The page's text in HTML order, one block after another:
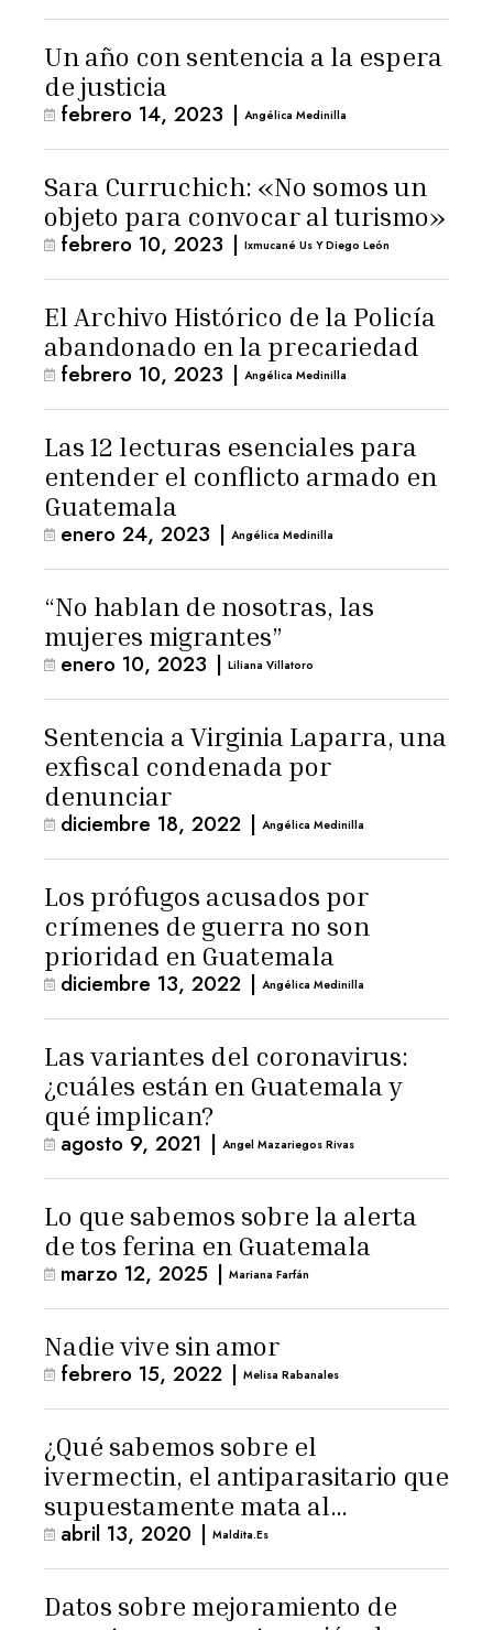
Un año con sentencia a la espera
de justicia
febrero 14, 2023 | Angélica Medinilla
Sara Curruchich: «No somos un
objeto para convocar al turismo»
febrero 10, 2023 | Ixmucané Us Y Diego León
El Archivo Histórico de la Policía
abandonado en la precariedad
febrero 10, 2023 | Angélica Medinilla
Las 12 lecturas esenciales para
entender el conflicto armado en
Guatemala
enero 24, 2023 | Angélica Medinilla
“No hablan de nosotras, las
mujeres migrantes”
enero 10, 2023 | Liliana Villatoro
Sentencia a Virginia Laparra, una
exfiscal condenada por
denunciar
diciembre 18, 2022 | Angélica Medinilla
Los prófugos acusados por
crímenes de guerra no son
prioridad en Guatemala
diciembre 13, 2022 | Angélica Medinilla
Las variantes del coronavirus:
¿cuáles están en Guatemala y
qué implican?
agosto 9, 2021 | Angel Mazariegos Rivas
Lo que sabemos sobre la alerta
de tos ferina en Guatemala
marzo 12, 2025 | Mariana Farfán
Nadie vive sin amor
febrero 15, 2022 | Melisa Rabanales
¿Qué sabemos sobre el
ivermectin, el antiparasitario que
supuestamente mata al
coronavirus?
abril 13, 2020 | Maldita.es
Datos sobre mejoramiento de